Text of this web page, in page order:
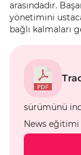
arasındadır.
yönetimini
bağlı kalmaları
sürümünü
News eğitimi